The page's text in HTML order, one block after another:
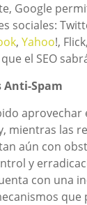
Google
sociales:
, Yahoo!, Flick,
el SEO
Anti-Spam
aprovechar
mientras las
aún con
y
con una